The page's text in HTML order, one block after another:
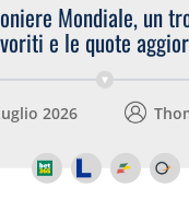
Mondiale, un
e le quote
2026